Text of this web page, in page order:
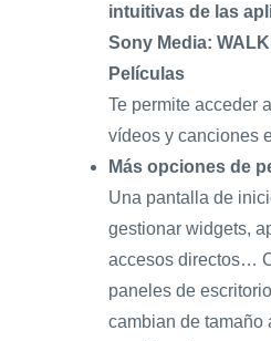
intuitivas de las
Sony Media:
Películas
Te permite acceder
vídeos y canciones
Más opciones de
Una pantalla de
gestionar widgets,
accesos directos…
paneles de
cambian de tamaño